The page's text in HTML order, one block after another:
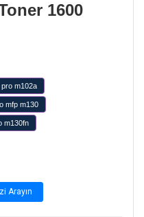
1600
m102a
mfp m130
m130fn
Arayın